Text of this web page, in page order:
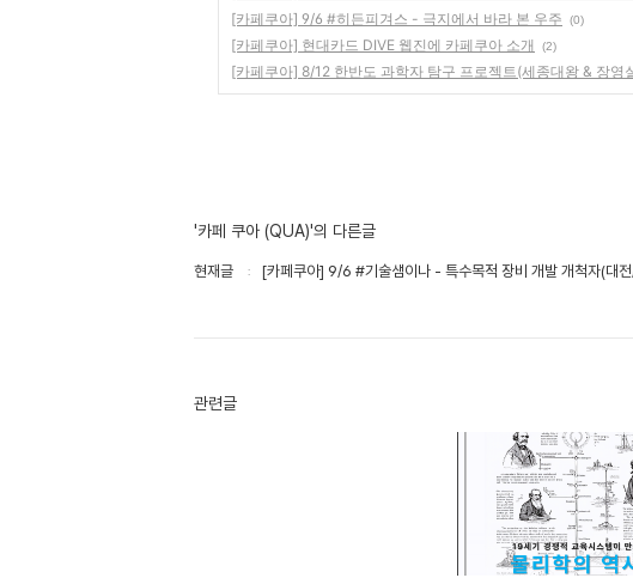
[카페쿠아] 9/6 #히든피겨스 - 극지에서 바라 본 우주 (0)
[카페쿠아] 현대카드 DIVE 웹진에 카페쿠아 소개 (2)
[카페쿠아] 8/12 한반도 과학자 탐구 프로젝트(세종대왕 & 장영
'카페 쿠아 (QUA)'의 다른글
현재글 [카페쿠아] 9/6 #기술샘이나 - 특수목적 장비 개발 개척자(대
관련글